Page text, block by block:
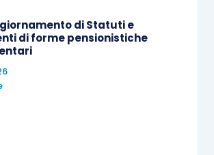
di Statuti e
di forme pensionistiche